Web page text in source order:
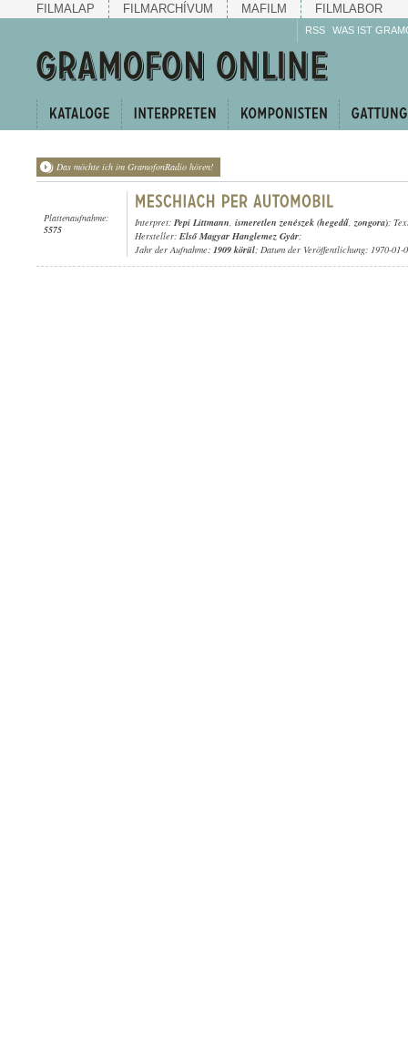
FILMALAP FILMARCHÍVUM MAFILM FILMLABOR
RSS WAS IST
Das möchte ich im GramofonRadio hören!
Plattenaufnahme:
5575
Interpret: Pepi Littmann, ismeretlen zenészek (hegedű, zongora);
Hersteller: Első Magyar Hanglemez Gyár;
Jahr der Aufnahme: 1909 körül; Datum der Veröffentlichung: 1970-01-